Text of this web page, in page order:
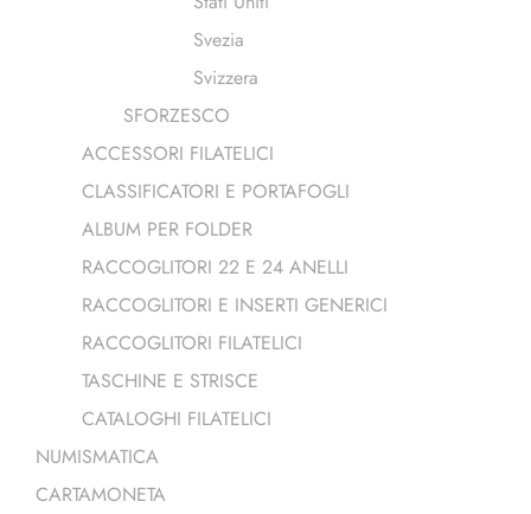
Svezia
Svizzera
SFORZESCO
ACCESSORI FILATELICI
CLASSIFICATORI E PORTAFOGLI
ALBUM PER FOLDER
RACCOGLITORI 22 E 24 ANELLI
RACCOGLITORI E INSERTI GENERICI
RACCOGLITORI FILATELICI
TASCHINE E STRISCE
CATALOGHI FILATELICI
NUMISMATICA
CARTAMONETA